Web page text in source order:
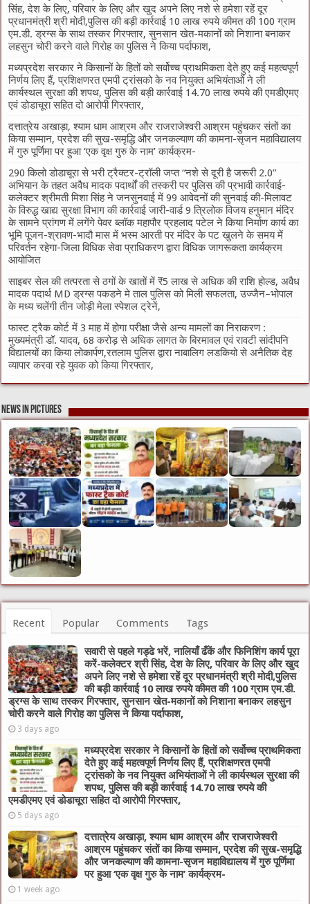
सिंह, देश के लिए, परिवार के लिए और खुद अपने लिए नशे से हमेशा रहें दूर
प्रधानमंत्री श्री मोदी,पुलिस की बड़ी कार्रवाई 10 लाख रुपये कीमत की 100 ग्राम
एम.डी. ड्रग्स के साथ तस्कर गिरफ्तार, सुनसान खेत-मकानों को निशाना बनाकर
लहसुन चोरी करने वाले गिरोह का पुलिस ने किया पर्दाफाश,
मध्यप्रदेश सरकार ने किसानों के हितों को सर्वोच्च प्राथमिकता देते हुए कई महत्वपूर्ण
निर्णय लिए हैं, प्रशिक्षणरत एमपी ट्रांसको के नव नियुक्त अभियंताओं ने ली
कार्यस्थल सुरक्षा की शपथ, पुलिस की बड़ी कार्रवाई 14.70 लाख रुपये की एमडीएमए
एवं डोडाचूरा सहित दो आरोपी गिरफ्तार,
दत्तात्रेय अखाड़ा, श्याम धाम आश्रम और राजराजेश्वरी आश्रम पहुंचकर संतों का
किया सम्मान, प्रदेश की सुख-समृद्धि और जनकल्याण की कामना-सृजन महाविद्यालय
में गुरु पूर्णिमा पर हुआ ‘एक वृक्ष गुरु के नाम’ कार्यक्रम-
290 किलो डोडाचूरा से भरी ट्रैक्टर-ट्रॉली जप्त “नशे से दूरी है जरूरी 2.0”
अभियान के तहत अवैध मादक पदार्थों की तस्करी पर पुलिस की प्रभावी कार्रवाई-
कलेक्टर श्रीमती मिशा सिंह ने जनसुनवाई में 99 आवेदनों की सुनवाई की-मिलावट
के विरुद्ध खाद्य सुरक्षा विभाग की कार्रवाई जारी-वार्ड 9 त्रिलोक विजय हनुमान मंदिर
के सामने प्रांगण में लगेंगे पेवर ब्लॉक महापौर प्रहलाद पटेल ने किया निर्माण कार्य का
भूमि पूजन-श्रावण-भादौ मास में भस्म आरती पर मंदिर के पट खुलने के समय में
परिवर्तन रहेगा-जिला विधिक सेवा प्राधिकरण द्वारा विधिक जागरूकता कार्यक्रम
आयोजित
साइबर सेल की तत्परता से ठगों के खातों में ₹5 लाख से अधिक की राशि होल्ड, अवैध
मादक पदार्थ MD ड्रग्स पकडने मे ताल पुलिस को मिली सफलता, उज्जैन–भोपाल
के मध्य चलेंगी तीन जोड़ी मेला स्पेशल ट्रेनें,
फास्ट ट्रैक कोर्ट में 3 माह में होगा परीक्षा जैसे अन्य मामलों का निराकरण :
मुख्यमंत्री डॉ. यादव, 68 करोड़ से अधिक लागत के बिरमावल एवं रावटी सांदीपनि
विद्यालयों का किया लोकार्पण,रतलाम पुलिस द्वारा नाबालिग लडकियो से अनैतिक देह
व्यापार करवा रहे युवक को किया गिरफ्तार,
News in Pictures
Recent Popular Comments Tags
सवारी से पहले गड्ढे भरें, नालियाँ ढँकें और फिनिशिंग कार्य पूरा
करें-कलेक्टर श्री सिंह, देश के लिए, परिवार के लिए और खुद
अपने लिए नशे से हमेशा रहें दूर प्रधानमंत्री श्री मोदी,पुलिस
की बड़ी कार्रवाई 10 लाख रुपये कीमत की 100 ग्राम एम.डी.
ड्रग्स के साथ तस्कर गिरफ्तार, सुनसान खेत-मकानों को निशाना बनाकर लहसुन
चोरी करने वाले गिरोह का पुलिस ने किया पर्दाफाश,
3 days ago
मध्यप्रदेश सरकार ने किसानों के हितों को सर्वोच्च प्राथमिकता
देते हुए कई महत्वपूर्ण निर्णय लिए हैं, प्रशिक्षणरत एमपी
ट्रांसको के नव नियुक्त अभियंताओं ने ली कार्यस्थल सुरक्षा की
शपथ, पुलिस की बड़ी कार्रवाई 14.70 लाख रुपये की
एमडीएमए एवं डोडाचूरा सहित दो आरोपी गिरफ्तार,
5 days ago
दत्तात्रेय अखाड़ा, श्याम धाम आश्रम और राजराजेश्वरी
आश्रम पहुंचकर संतों का किया सम्मान, प्रदेश की सुख-समृद्धि
और जनकल्याण की कामना-सृजन महाविद्यालय में गुरु पूर्णिमा
पर हुआ ‘एक वृक्ष गुरु के नाम’ कार्यक्रम-
1 week ago